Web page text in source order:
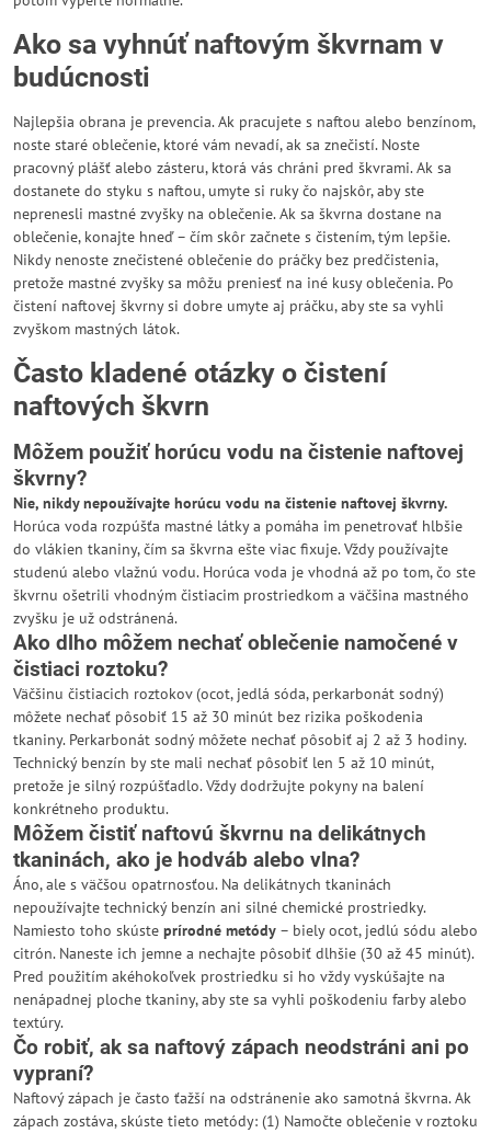
Ako sa vyhnúť naftovým škvrnam v
budúcnosti
Najlepšia obrana je prevencia. Ak pracujete s naftou alebo benzínom,
noste staré oblečenie, ktoré vám nevadí, ak sa znečistí. Noste
pracovný plášť alebo zásteru, ktorá vás chráni pred škvrami. Ak sa
dostanete do styku s naftou, umyte si ruky čo najskôr, aby ste
neprenesli mastné zvyšky na oblečenie. Ak sa škvrna dostane na
oblečenie, konajte hneď – čím skôr začnete s čistením, tým lepšie.
Nikdy nenoste znečistené oblečenie do práčky bez predčistenia,
pretože mastné zvyšky sa môžu preniesť na iné kusy oblečenia. Po
čistení naftovej škvrny si dobre umyte aj práčku, aby ste sa vyhli
zvyškom mastných látok.
Často kladené otázky o čistení
naftových škvrn
Môžem použiť horúcu vodu na čistenie naftovej
škvrny?
Nie, nikdy nepoužívajte horúcu vodu na čistenie naftovej škvrny.
Horúca voda rozpúšťa mastné látky a pomáha im penetrovať hlbšie
do vlákien tkaniny, čím sa škvrna ešte viac fixuje. Vždy používajte
studenú alebo vlažnú vodu. Horúca voda je vhodná až po tom, čo ste
škvrnu ošetrili vhodným čistiacim prostriedkom a väčšina mastného
zvyšku je už odstránená.
Ako dlho môžem nechať oblečenie namočené v
čistiaci roztoku?
Väčšinu čistiacich roztokov (ocot, jedlá sóda, perkarbonát sodný)
môžete nechať pôsobiť 15 až 30 minút bez rizika poškodenia
tkaniny. Perkarbonát sodný môžete nechať pôsobiť aj 2 až 3 hodiny.
Technický benzín by ste mali nechať pôsobiť len 5 až 10 minút,
pretože je silný rozpúšťadlo. Vždy dodržujte pokyny na balení
konkrétneho produktu.
Môžem čistiť naftovú škvrnu na delikátnych
tkaninách, ako je hodváb alebo vlna?
Áno, ale s väčšou opatrnosťou. Na delikátnych tkaninách
nepoužívajte technický benzín ani silné chemické prostriedky.
Namiesto toho skúste prírodné metódy – biely ocot, jedlú sódu alebo
citrón. Naneste ich jemne a nechajte pôsobiť dlhšie (30 až 45 minút).
Pred použitím akéhokoľvek prostriedku si ho vždy vyskúšajte na
nenápadnej ploche tkaniny, aby ste sa vyhli poškodeniu farby alebo
textúry.
Čo robiť, ak sa naftový zápach neodstráni ani po
vypraní?
Naftový zápach je často ťažší na odstránenie ako samotná škvrna. Ak
zápach zostáva, skúste tieto metódy: (1) Namočte oblečenie v roztoku